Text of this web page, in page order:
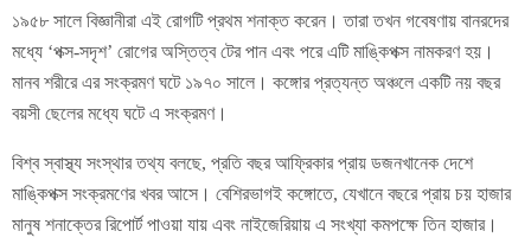
১৯৫৮ সালে বিজ্ঞানীরা এই রোগটি প্রথম শনাক্ত করেন। তারা তখন গবেষণায় বানরদের
মধ্যে ‘পক্স-সদৃশ’ রোগের অস্তিত্ব টের পান এবং পরে এটি মাঙ্কিপক্স নামকরণ হয়।
মানব শরীরে এর সংক্রমণ ঘটে ১৯৭০ সালে। কঙ্গোর প্রত্যন্ত অঞ্চলে একটি নয় বছর
বয়সী ছেলের মধ্যে ঘটে এ সংক্রমণ।
বিশ্ব স্বাস্থ্য সংস্থার তথ্য বলছে, প্রতি বছর আফ্রিকার প্রায় ডজনখানেক দেশে
মাঙ্কিপক্স সংক্রমণের খবর আসে। বেশিরভাগই কঙ্গোতে, যেখানে বছরে প্রায় চয় হাজার
মানুষ শনাক্তের রিপোর্ট পাওয়া যায় এবং নাইজেরিয়ায় এ সংখ্যা কমপক্ষে তিন হাজার।